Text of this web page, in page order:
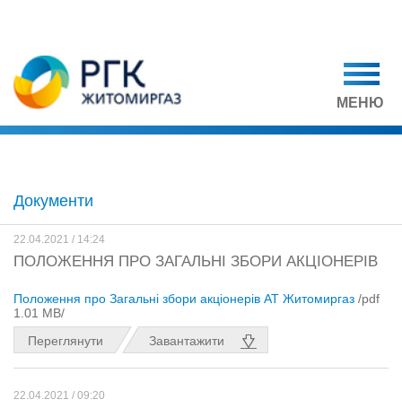
МЕНЮ
Документи
22.04.2021 / 14:24
ПОЛОЖЕННЯ ПРО ЗАГАЛЬНІ ЗБОРИ АКЦІОНЕРІВ
Положення про Загальні збори акціонерів АТ Житомиргаз /pdf
1.01 MB/
Переглянути
Завантажити
22.04.2021 / 09:20